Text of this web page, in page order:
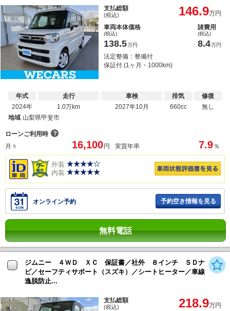
支払総額
(税込) 146.9万円
車両本体価格
(税込)
138.5万円
諸費用
(税込)
8.4万円
法定整備：整備付
保証付 (1ヶ月・1000km)
年式
2024年
走行
1.0万km
車検
2027年10月
排気
660cc
修復
無し
地域 山梨県甲斐市
ローンご利用時 ？
月々
16,100 円 実質年率 7.9 ％
外装
内装
オンライン予約 予約空き情報を見る
無料電話
ジムニー ４ＷＤ ＸＣ 保証書／社外 ８インチ ＳＤナ
ビ／セーフティサポート（スズキ）／シートヒーター／車線
逸脱防止...
支払総額
(税込) 218.9万円